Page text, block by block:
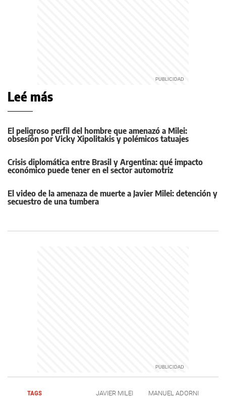
Leé más
El peligroso perfil del hombre que amenazó a Milei:
obsesión por Vicky Xipolitakis y polémicos tatuajes
Crisis diplomática entre Brasil y Argentina: qué impacto
económico puede tener en el sector automotriz
El video de la amenaza de muerte a Javier Milei: detención y
secuestro de una tumbera
TAGS JAVIER MILEI MANUEL ADORNI